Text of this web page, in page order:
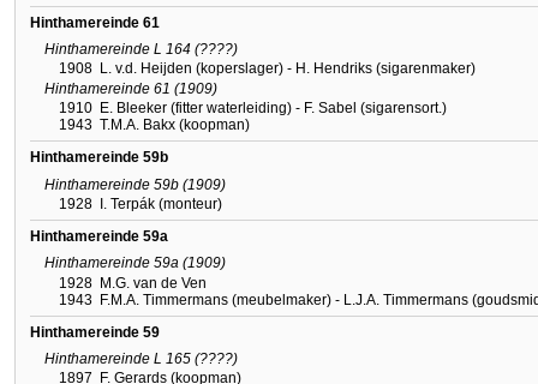
Hinthamereinde 61
Hinthamereinde L 164 (????)
1908 L. v.d. Heijden (koperslager) - H. Hendriks (sigarenmaker)
Hinthamereinde 61 (1909)
1910 E. Bleeker (fitter waterleiding) - F. Sabel (sigarensort.)
1943 T.M.A. Bakx (koopman)
Hinthamereinde 59b
Hinthamereinde 59b (1909)
1928
I. Terpák (monteur)
Hinthamereinde 59a
Hinthamereinde 59a (1909)
1928 M.G. van de Ven
1943 F.M.A. Timmermans (meubelmaker) - L.J.A. Timmermans
Hinthamereinde 59
Hinthamereinde L 165 (????)
1897
F. Gerards (koopman)